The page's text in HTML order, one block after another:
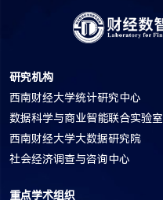
研究机构
西南财经大学统计研究中心
数据科学与商业智能联合实验室
西南财经大学大数据研究院
社会经济调查与咨询中心
重点学术组织